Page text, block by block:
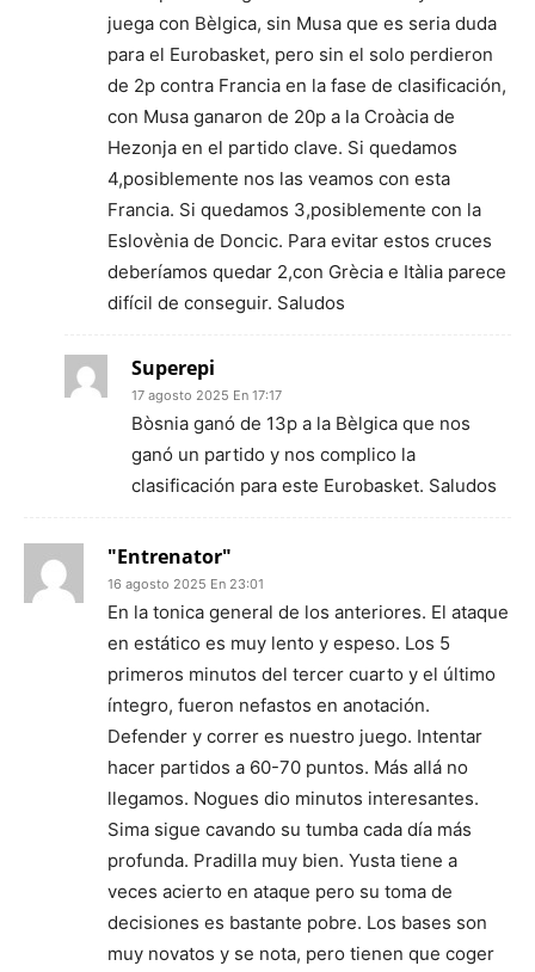
juega con Bèlgica, sin Musa que es seria duda
para el Eurobasket, pero sin el solo perdieron
de 2p contra Francia en la fase de clasificación,
con Musa ganaron de 20p a la Croàcia de
Hezonja en el partido clave. Si quedamos
4,posiblemente nos las veamos con esta
Francia. Si quedamos 3,posiblemente con la
Eslovènia de Doncic. Para evitar estos cruces
deberíamos quedar 2,con Grècia e Itàlia parece
difícil de conseguir. Saludos
Superepi
17 agosto 2025 En 17:17
Bòsnia ganó de 13p a la Bèlgica que nos
ganó un partido y nos complico la
clasificación para este Eurobasket. Saludos
"Entrenator"
16 agosto 2025 En 23:01
En la tonica general de los anteriores. El ataque
en estático es muy lento y espeso. Los 5
primeros minutos del tercer cuarto y el último
íntegro, fueron nefastos en anotación.
Defender y correr es nuestro juego. Intentar
hacer partidos a 60-70 puntos. Más allá no
llegamos. Nogues dio minutos interesantes.
Sima sigue cavando su tumba cada día más
profunda. Pradilla muy bien. Yusta tiene a
veces acierto en ataque pero su toma de
decisiones es bastante pobre. Los bases son
muy novatos y se nota, pero tienen que coger